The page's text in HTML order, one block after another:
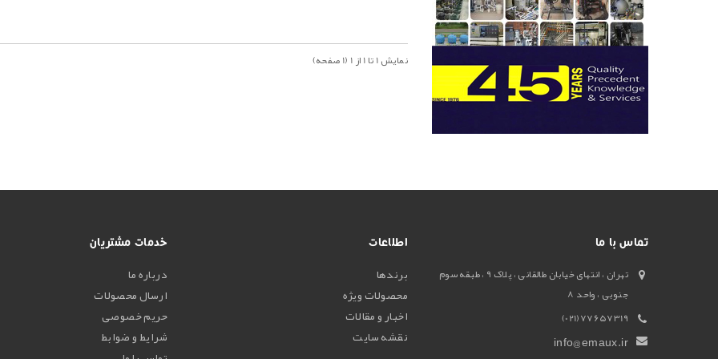
نمايش 1 تا 1 از 1 (1 صفحه)
خدمات مشتریان
درباره ما
ارسال محصولات
حریم خصوصی
شرایط و ضوابط
اطلاعات
برندها
محصولات ویژه
اخبار و مقالات
نقشه سایت
تماس با ما
تهران ، انتهای خیابان طالقانی ، پلاک 9 ، طبقه سوم
جنوبی ، واحد 8
77657319(021)
info@emaux.ir